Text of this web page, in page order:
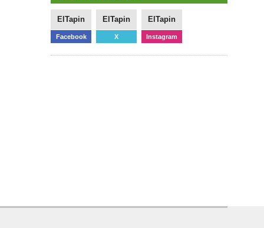
ElTapin
Facebook
ElTapin
X
ElTapin
Instagram